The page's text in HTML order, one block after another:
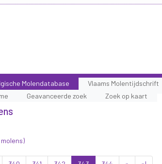
Molendatabase
Geavanceerde zoek Zoek op kaart
Vlaams Molentijdschrift